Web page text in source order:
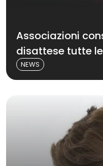
Associazioni
disattese tutte
NEWS